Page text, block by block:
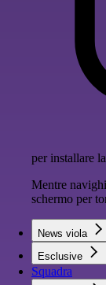
per installare
Mentre
schermo per
News viola
Esclusive
Squadra